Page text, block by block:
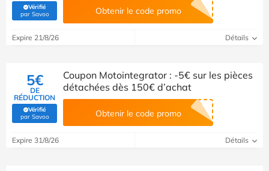
Vérifié
par Savoo(Vérifié par Savoo) Obtenir le code promo
Expire 21/8/26 Détails
5€
DE
RÉDUCTION
Vérifié
par Savoo(Vérifié par Savoo)
Coupon Motointegrator : -5€ sur les pièces
détachées dès 150€ d’achat
Obtenir le code promo
Expire 31/8/26 Détails